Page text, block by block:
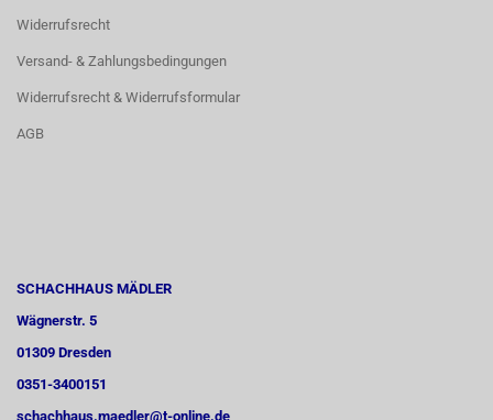
Widerrufsrecht
Versand- & Zahlungsbedingungen
Widerrufsrecht & Widerrufsformular
AGB
SCHACHHAUS MÄDLER
Wägnerstr. 5
01309 Dresden
0351-3400151
schachhaus.maedler@t-online.de